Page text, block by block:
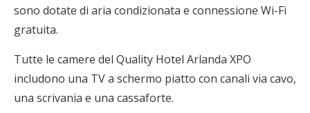
sono dotate di aria condizionata e connessione Wi-Fi
gratuita.
Tutte le camere del Quality Hotel Arlanda XPO
includono una TV a schermo piatto con canali via cavo,
una scrivania e una cassaforte.